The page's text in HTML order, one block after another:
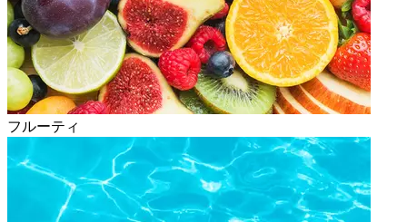
フルーティ